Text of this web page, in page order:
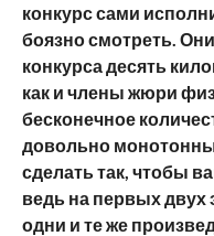
конкурс сами
боязно смотреть.
конкурса десять
как и члены жюри
бесконечное
довольно
сделать так, чтобы
ведь на первых двух
одни и те же